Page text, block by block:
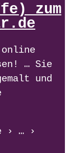
zum
… Sie
und
› … ›